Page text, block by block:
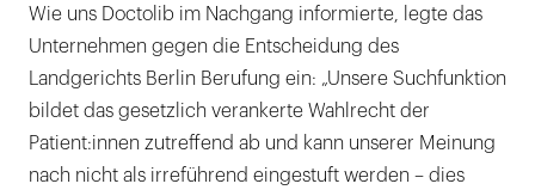
Wie uns Doctolib im Nachgang informierte, legte das
Unternehmen gegen die Entscheidung des
Landgerichts Berlin Berufung ein: „Unsere Suchfunktion
bildet das gesetzlich verankerte Wahlrecht der
Patient:innen zutreffend ab und kann unserer Meinung
nach nicht als irreführend eingestuft werden – dies